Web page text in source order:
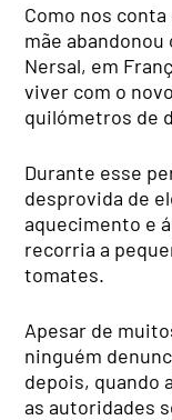
Como nos conta
mãe abandonou
Nersal, em
viver com o
quilómetros de
Durante esse
desprovida de
aquecimento e
recorria a
tomates.
Apesar de
ninguém
depois, quando
as autoridades